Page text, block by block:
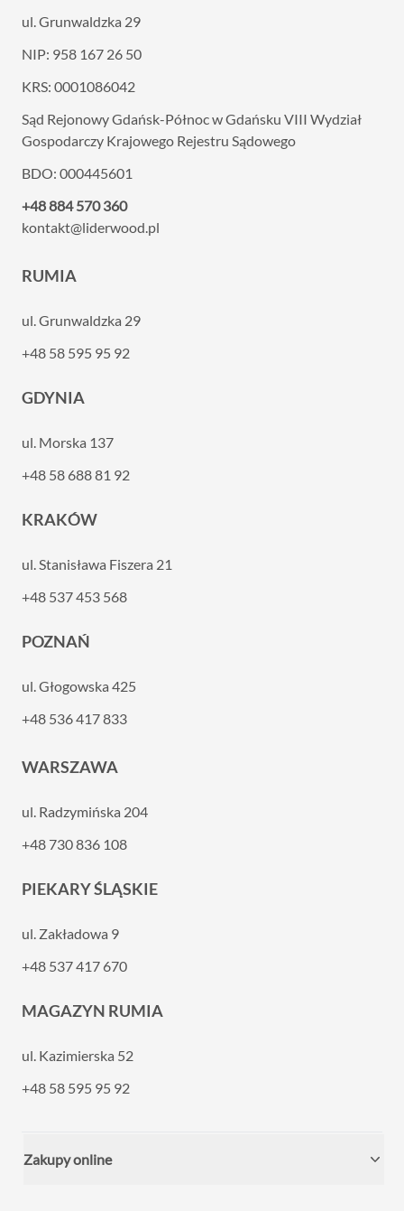
ul. Grunwaldzka 29
NIP: 958 167 26 50
KRS: 0001086042
Sąd Rejonowy Gdańsk-Północ w Gdańsku VIII Wydział
Gospodarczy Krajowego Rejestru Sądowego
BDO: 000445601
+48 884 570 360
kontakt@liderwood.pl
RUMIA
ul. Grunwaldzka 29
+48 58 595 95 92
GDYNIA
ul. Morska 137
+48 58 688 81 92
KRAKÓW
ul. Stanisława Fiszera 21
+48 537 453 568
POZNAŃ
ul. Głogowska 425
+48 536 417 833
WARSZAWA
ul. Radzymińska 204
+48 730 836 108
PIEKARY ŚLĄSKIE
ul. Zakładowa 9
+48 537 417 670
MAGAZYN RUMIA
ul. Kazimierska 52
+48 58 595 95 92
Zakupy online